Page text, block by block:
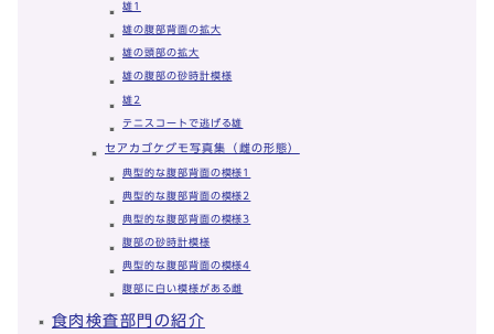
雄1
雄の腹部背面の拡大
雄の頭部の拡大
雄の腹部の砂時計模様
雄2
テニスコートで逃げる雄
セアカゴケグモ写真集（雌の形態）
典型的な腹部背面の模様1
典型的な腹部背面の模様2
典型的な腹部背面の模様3
腹部の砂時計模様
典型的な腹部背面の模様4
腹部に白い模様がある雌
食肉検査部門の紹介